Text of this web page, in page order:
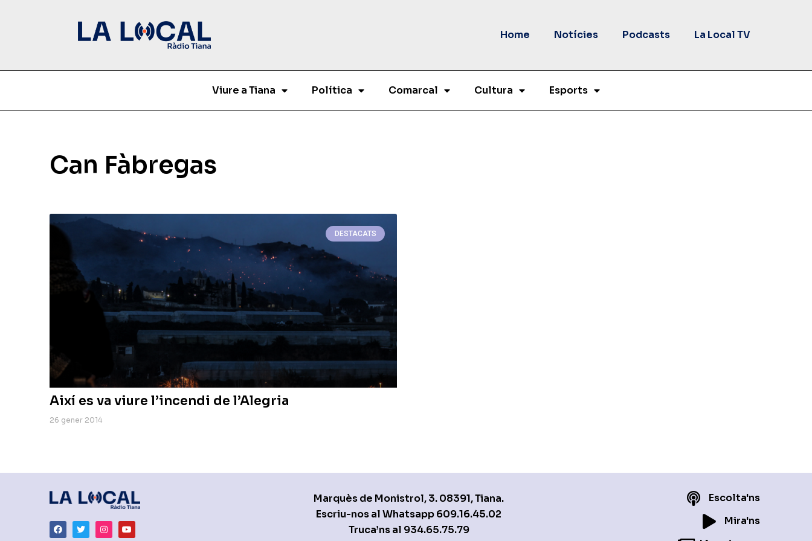
Home Notícies Podcasts La Local TV
Viure a Tiana Política Comarcal Cultura Esports
Can Fàbregas
DESTACATS
Així es va viure l’incendi de l’Alegria
26 gener 2014
Marquès de Monistrol, 3. 08391, Tiana.
Escriu-nos al Whatsapp609.16.45.02
Truca’ns al 934.65.75.79
Escolta'ns
Mira'ns